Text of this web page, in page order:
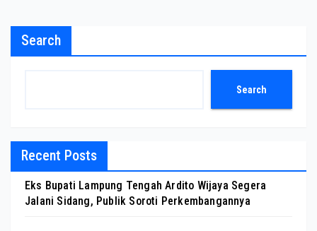
Search
Search
Recent Posts
Eks Bupati Lampung Tengah Ardito Wijaya Segera
Jalani Sidang, Publik Soroti Perkembangannya